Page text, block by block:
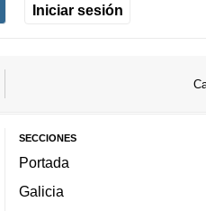
Iniciar sesión
SECCIONES
Portada
Galicia